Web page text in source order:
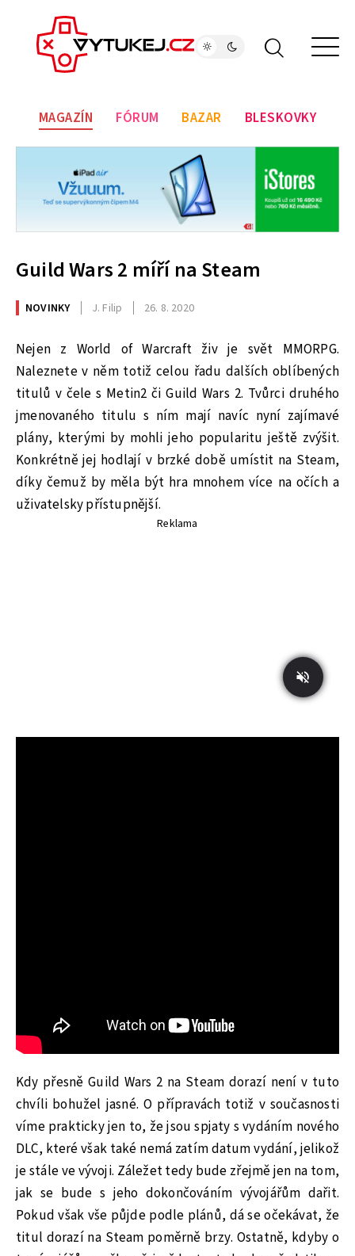
MAGAZÍN FÓRUM BAZAR BLESKOVKY
Guild Wars 2 míří na Steam
NOVINKY J. Filip 26. 8. 2020
Nejen z World of Warcraft živ je svět MMORPG.
Naleznete v něm totiž celou řadu dalších oblíbených
titulů v čele s Metin2 či Guild Wars 2. Tvůrci druhého
jmenovaného titulu s ním mají navíc nyní zajímavé
plány, kterými by mohli jeho popularitu ještě zvýšit.
Konkrétně jej hodlají v brzké době umístit na Steam,
díky čemuž by měla být hra mnohem více na očích a
uživatelsky přístupnější.
Reklama
Kdy přesně Guild Wars 2 na Steam dorazí není v tuto
chvíli bohužel jasné. O přípravách totiž v současnosti
víme prakticky jen to, že jsou spjaty s vydáním nového
DLC, které však také nemá zatím datum vydání, jelikož
je stále ve vývoji. Záležet tedy bude zřejmě jen na tom,
jak se bude s jeho dokončováním vývojářům dařit.
Pokud však vše půjde podle plánů, dá se očekávat, že
titul dorazí na Steam poměrně brzy. Ostatně, kdyby o